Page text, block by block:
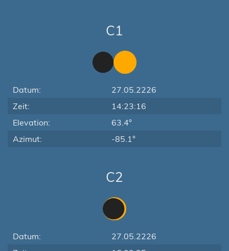
C1
Datum:
27.05.2226
Zeit:
14:23:16
Elevation:
63.4°
Azimut:
-85.1°
C2
Datum:
27.05.2226